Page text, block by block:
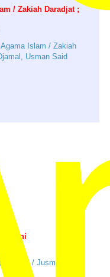
/ Zakiah Daradjat ;
Islam / Zakiah
Usman Said
Insani / Jusmaliani